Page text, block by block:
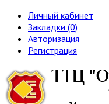
Личный кабинет
Закладки (0)
Авторизация
Регистрация